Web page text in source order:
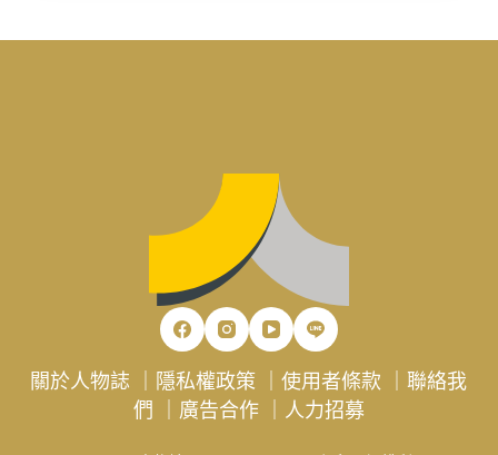
關於人物誌 隱私權政策 ｜使用者條款 ｜聯絡我
們
廣告合作｜ 人力招募